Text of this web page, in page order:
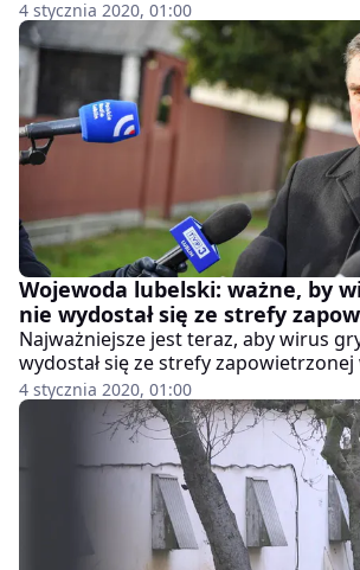
przekazał w sobotę PAP wojewódzki
w Poznaniu Andrzej Żarnecki. Martwe
wywożone w sobotę i niedzielę.
4 stycznia 2020, 01:00
Wojewoda lubelski: ważne, by
nie wydostał się ze strefy
Najważniejsze jest teraz, aby wirus
wydostał się ze strefy
Uścimów (Lubelskie) – powiedział
Lech Sprawka. W gminie tej wykryto
ptaków w pięciu gospodarstwach
4 stycznia 2020, 01:00